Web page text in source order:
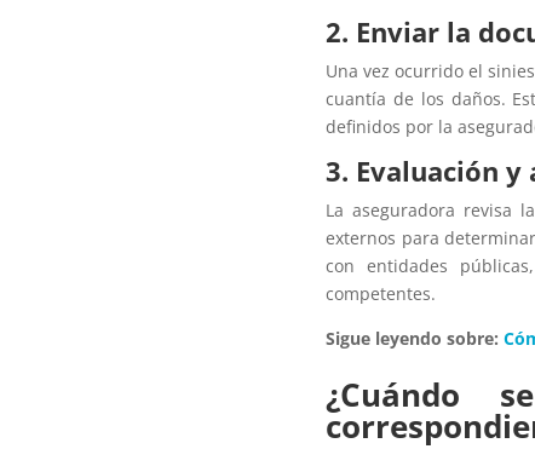
2. Enviar la
Una vez ocurrido el
cuantía de los daños.
definidos por la
3. Evaluación y
La aseguradora revisa
externos para
con entidades
competentes.
Sigue leyendo sobre:
¿Cuándo